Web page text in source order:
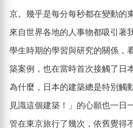
京。幾乎是每分每秒都在變動的
來自世界各地的人事物都吸引著我
學生時期的學習與研究的關係，
築案例，也在當時首次接觸了日
為什麼，日本的建築總是特別觸
見識這個建築！」的心願也一日
管在東京旅行了幾次，依舊覺得